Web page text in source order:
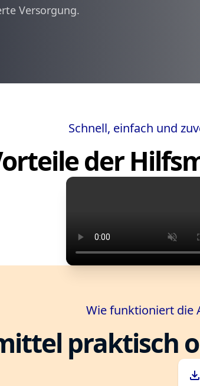
Versorgung.
Schnell, einfach und
der
Wie funktioniert die
praktisch
download